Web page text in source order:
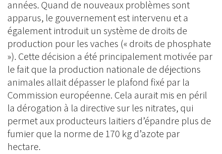
années. Quand de nouveaux problèmes sont
apparus, le gouvernement est intervenu et a
également introduit un système de droits de
production pour les vaches (« droits de phosphate
»). Cette décision a été principalement motivée par
le fait que la production nationale de déjections
animales allait dépasser le plafond fixé par la
Commission européenne. Cela aurait mis en péril
la dérogation à la directive sur les nitrates, qui
permet aux producteurs laitiers d’épandre plus de
fumier que la norme de 170 kg d’azote par
hectare.